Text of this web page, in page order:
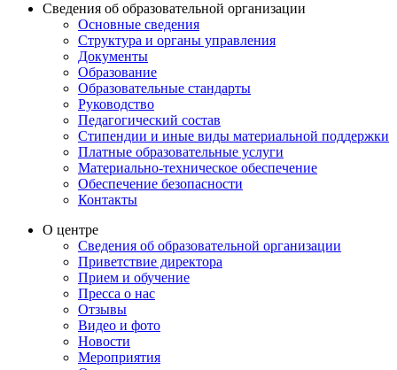
Сведения об образовательной организации
Основные сведения
Структура и органы управления
Документы
Образование
Образовательные стандарты
Руководство
Педагогический состав
Стипендии и иные виды материальной поддержки
Платные образовательные услуги
Материально-техническое обеспечение
Обеспечение безопасности
Контакты
О центре
Сведения об образовательной организации
Приветствие директора
Прием и обучение
Пресса о нас
Отзывы
Видео и фото
Новости
Мероприятия